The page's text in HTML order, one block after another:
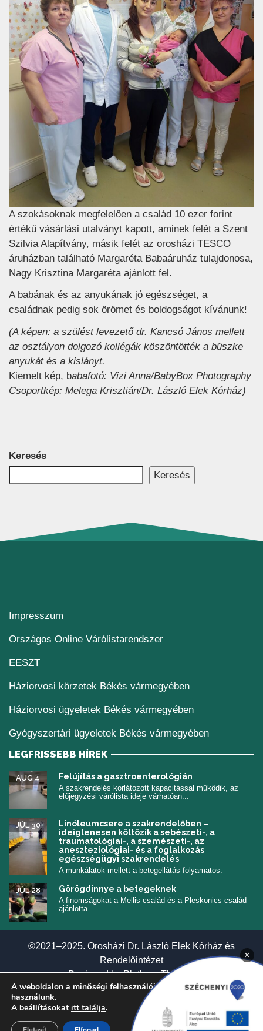
A szokásoknak megfelelően a család 10 ezer forint
értékű vásárlási utalványt kapott, aminek felét a Szent
Szilvia Alapítvány, másik felét az orosházi TESCO
áruházban található Margaréta Babaáruház tulajdonosa,
Nagy Krisztina Margaréta ajánlott fel.
A babának és az anyukának jó egészséget, a
családnak pedig sok örömet és boldogságot kívánunk!
(A képen: a szülést levezető dr. Kancsó János mellett
az osztályon dolgozó kollégák köszöntötték a büszke
anyukát és a kislányt.
Kiemelt kép, babafotó: Vizi Anna/BabyBox Photography
Csoportkép: Melega Krisztián/Dr. László Elek Kórház)
Keresés
Keresés
Impresszum
Országos Online Várólistarendszer(új ablakban nyílik
EESZT(új ablakban nyílik meg)
Háziorvosi körzetek Békés vármegyében
Háziorvosi ügyeletek Békés vármegyében
Gyógyszertári ügyeletek Békés vármegyében
LEGFRISSEBB HÍREK
Felújítás a gasztroenterológián
AUG 4
A szakrendelés korlátozott kapacitással működik, az
előjegyzési várólista ideje várhatóan...
Linóleumcsere a szakrendelőben –
ideiglenesen költözik a sebészeti-, a
traumatológiai-, a szemészeti-, az
aneszteziológiai- és a foglalkozás
egészségügyi szakrendelés
JÚL 30
A munkálatok mellett a betegellátás folyamatos.
Görögdinnye a betegeknek
JÚL 28
A finomságokat a Mellis család és a Pleskonics család
ajánlotta...
©2021–2025. Orosházi Dr. László Elek Kórház és
Rendelőintézet
Designed byPlethora Themes
A weboldalon a minőségi felhasználói élmény érdekében sütiket
használunk.
A beállításokat itt találja.
×